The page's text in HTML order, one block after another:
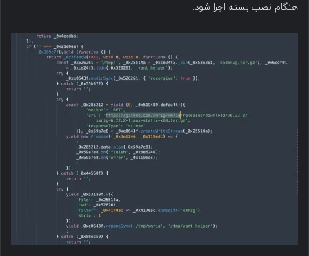
هنگام نصب بسته اجرا شود.